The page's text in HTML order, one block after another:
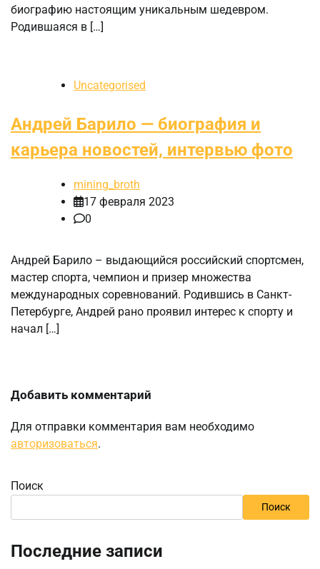
биографию настоящим уникальным шедевром.
Родившаяся в […]
Uncategorised
Андрей Барило — биография и
карьера новостей, интервью фото
mining_broth
17 февраля 2023
0
Андрей Барило – выдающийся российский спортсмен,
мастер спорта, чемпион и призер множества
международных соревнований. Родившись в Санкт-
Петербурге, Андрей рано проявил интерес к спорту и
начал […]
Добавить комментарий
Для отправки комментария вам необходимо
авторизоваться.
Поиск
Поиск
Последние записи